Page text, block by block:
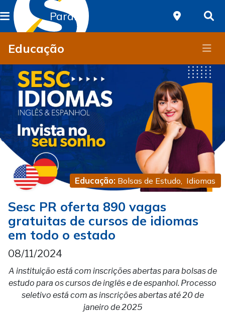
Paraná
Educação
Educação: Bolsas de Estudo Idiomas
Sesc PR oferta 890 vagas
gratuitas de cursos de idiomas
em todo o estado
08/11/2024
A instituição está com inscrições abertas para bolsas de
estudo para os cursos de inglês e de espanhol. Processo
seletivo está com as inscrições abertas até 20 de
janeiro de 2025